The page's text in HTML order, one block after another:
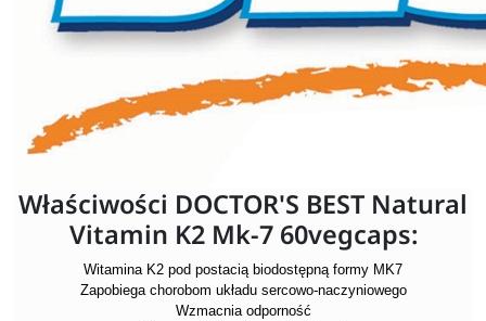
Właściwości DOCTOR'S BEST Natural
Vitamin K2 Mk-7 60vegcaps:
Witamina K2 pod postacią biodostępną formy MK7
Zapobiega chorobom układu sercowo-naczyniowego
Wzmacnia odporność